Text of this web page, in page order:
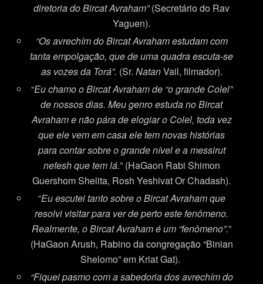
diretoria do Bircat Avraham”(Secretário do Rav
Yaguen).
“Os avrechím do Bircat Avraham estudam com
tanta empolgação, que de uma quadra escuta-se
as vozes da Torá”. (Sr. NatanVail, filmador).
“Eu chamo o Bircat Avraham de “o grande Colel”
de nossos dias. Meu genro estuda no Bircat
Avraham e não pára de elogiar o Colel, toda vez
que ele vem em casa ele tem novas histórias
para contar sobre o grande nível e a messirut
nefesh que tem lá.” (HaGaon Rabi Shimon
Guershom Shelita, Rosh Yeshivat Or Chadash).
“Eu escutei tanto sobre o Bircat Avraham que
resolvi visitar para ver de perto este fenômeno.
Realmente, o Bircat Avraham é um “fenômeno”.”
(HaGaon Arush, Rabino da congregação “Binian
Shelomo” em Kriat Gat).
“Fiquei pasmo com a sabedoria dos avrechím do